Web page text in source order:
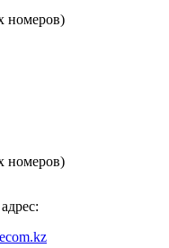
номеров)
номеров)